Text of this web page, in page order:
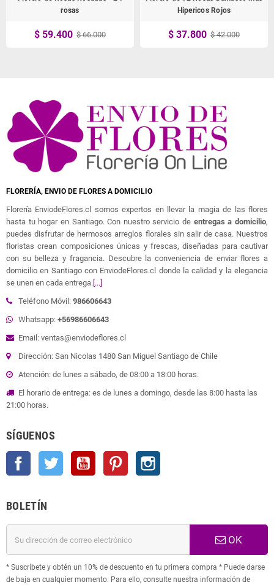
rosas
$ 59.400 $ 66.000
Hipericos Rojos
$ 37.800 $ 42.000
FLORERÍA, ENVIO DE FLORES A DOMICILIO
Florería EnviodeFlores.cl somos expertos en llevar la magia de las flores
hasta tu hogar en Santiago. Con nuestro servicio de entregas a domicilio,
puedes disfrutar de hermosos arreglos florales sin salir de casa. Nuestros
floristas crean composiciones únicas y frescas, diseñadas para cautivar
con su belleza y fragancia. Descubre la conveniencia de enviar flores a
domicilio en Santiago con EnviodeFlores.cl donde la calidad y la elegancia
se unen en cada entrega. [...]
Teléfono Móvil: 986606643
Whatsapp: +56986606643
Email: ventas@enviodeflores.cl
Dirección: San Nicolas 1480 San Miguel Santiago de Chile
Atención: de lunes a sábado, de 08:00 a 18:00 horas.
El horario de entrega: es de lunes a domingo, desde las 8:00 hasta las
21:00 horas.
SÍGUENOS
Facebook Twitter YouTube Pinterest
BOLETÍN
OK
* Suscríbete y obtén un 10% de descuento en tu primera compra * Puede darse
de baja en cualquier momento. Para ello, consulte nuestra información de